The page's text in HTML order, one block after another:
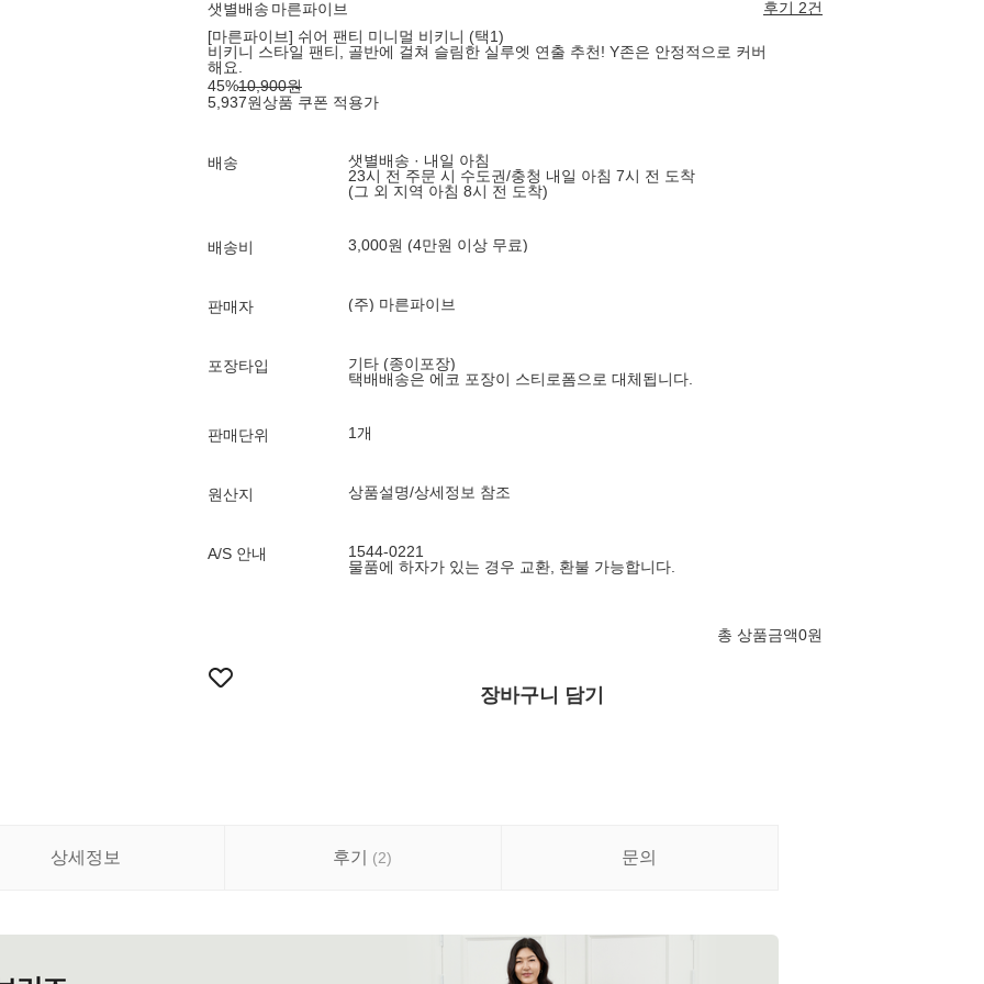
샛별배송 마른파이브
후기 2건
[마른파이브] 쉬어 팬티 미니멀 비키니 (택1)
비키니 스타일 팬티, 골반에 걸쳐 슬림한 실루엣 연출 추천! Y존은 안정적으로 커버
해요.
45%10,900원
5,937원상품 쿠폰 적용가
배송
샛별배송 · 내일 아침
23시 전 주문 시 수도권/충청 내일 아침 7시 전 도착
(그 외 지역 아침 8시 전 도착)
배송비 3,000원 (4만원 이상 무료)
판매자 (주) 마른파이브
포장타입
기타 (종이포장)
택배배송은 에코 포장이 스티로폼으로 대체됩니다.
판매단위 1개
원산지 상품설명/상세정보 참조
A/S 안내
1544-0221
물품에 하자가 있는 경우 교환, 환불 가능합니다.
총 상품금액0원
장바구니 담기
상세정보 후기 (2) 문의